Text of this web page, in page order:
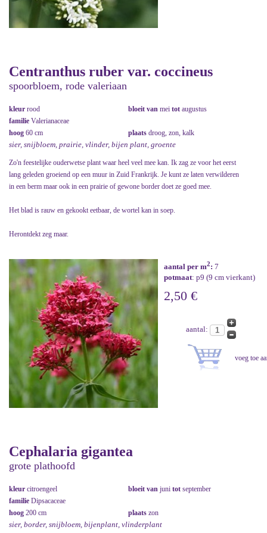
Centranthus ruber var. coccineus
spoorbloem, rode valeriaan
kleur rood bloeit van mei tot augustus
familie Valerianaceae
hoog 60 cm plaats droog, zon, kalk
sier, snijbloem, prairie, vlinder, bijen plant, groente
Zo'n feestelijke ouderwetse plant waar heel veel mee kan. Ik zag ze voor het eerst
lang geleden groeiend op een muur in Zuid Frankrijk. Je kunt ze laten verwilderen
in een berm maar ook in een prairie of gewone border doet ze goed mee.
Het blad is rauw en gekookt eetbaar, de wortel kan in soep.
Herontdekt zeg maar.
aantal per m2: 7
potmaat: p9 (9 cm vierkant)
2,50 €
aantal:
Cephalaria gigantea
grote plathoofd
kleur citroengeel bloeit van juni tot september
familie Dipsacaceae
hoog 200 cm plaats zon
sier, border, snijbloem, bijenplant, vlinderplant